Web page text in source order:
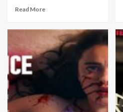
Read More